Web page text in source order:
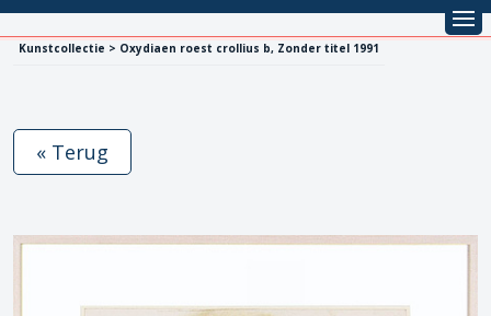
Kunstcollectie > Oxydiaen roest crollius b, Zonder titel 1991
« Terug